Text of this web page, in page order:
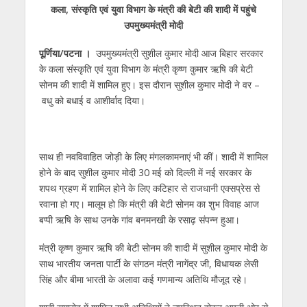
at
s
A
p
p
e
o
o
k
itt
er
e
gr
a
m
ss
n
g
k
dI
n
ai ar
कला, संस्‍कृति एवं युवा विभाग के मंत्री की बेटी की शादी में पहुंचे
उपमुख्‍यमंत्री मोदी
पूर्णिया/पटना । उपमुख्‍यमंत्री सुशील कुमार मोदी आज बिहार सरकार
के कला संस्‍कृति एवं युवा विभाग के मंत्री कृष्‍ण कुमार ऋषि की बेटी
सोनम की शादी में शामिल हुए। इस दौरान सुशील कुमार मोदी ने वर –
वधु को बधाई व आशीर्वाद दिया।
साथ ही नवविवाहित जोड़ी के लिए मंगलकामनाएं भी कीं। शादी में शामिल
होने के बाद सुशील कुमार मोदी 30 मई को दिल्‍ली में नई सरकार के
शपथ ग्रहण में शामिल होने के लिए कटिहार से राजधानी एक्‍सप्रेस से
रवाना हो गए। मालूम हो कि मंत्री की बेटी सोनम का शुभ विवाह आज
बप्पी ऋषि के साथ उनके गांव बनमनखी के रसाढ़ संपन्‍न हुआ।
मंत्री कृष्‍ण कुमार ऋषि की बेटी सोनम की शादी में सुशील कुमार मोदी के
साथ भारतीय जनता पार्टी के संगठन मंत्री नागेंद्र जी, विधायक लेसी
सिंह और बीमा भारती के अलावा कई गणमान्‍य अतिथि मौजूद रहे।